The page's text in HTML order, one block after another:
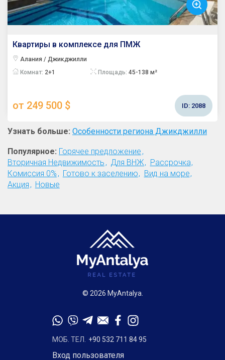
Квартиры в комплексе для ПМЖ
Алания / Джикджилли
Комнат: 2+1 Площадь: 45-138 м²
от 249 500 $ ID: 2088
Узнать больше: Особенности региона Джикджилли
Популярное: Горячее предложение
Вторичная Недвижимость
Для ВНЖ
Рассрочка
Комиссия 0%
Готово к заселению
Вид на море
Акция
Новые
© 2026 MyAntalya.
МОБ. ТЕЛ. +90 532 711 84 95
Вход пользователя